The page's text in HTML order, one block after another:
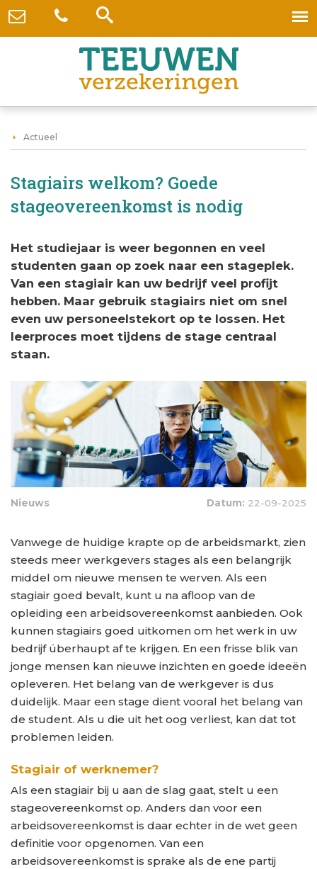
Actueel
Stagiairs welkom? Goede
stageovereenkomst is nodig
Het studiejaar is weer begonnen en veel
studenten gaan op zoek naar een stageplek.
Van een stagiair kan uw bedrijf veel profijt
hebben. Maar gebruik stagiairs niet om snel
even uw personeelstekort op te lossen. Het
leerproces moet tijdens de stage centraal
staan.
Nieuws Datum: 22-09-2025
Vanwege de huidige krapte op de arbeidsmarkt, zien
steeds meer werkgevers stages als een belangrijk
middel om nieuwe mensen te werven. Als een
stagiair goed bevalt, kunt u na afloop van de
opleiding een arbeidsovereenkomst aanbieden. Ook
kunnen stagiairs goed uitkomen om het werk in uw
bedrijf überhaupt af te krijgen. En een frisse blik van
jonge mensen kan nieuwe inzichten en goede ideeën
opleveren. Het belang van de werkgever is dus
duidelijk. Maar een stage dient vooral het belang van
de student. Als u die uit het oog verliest, kan dat tot
problemen leiden.
Stagiair of werknemer?
Als een stagiair bij u aan de slag gaat, stelt u een
stageovereenkomst op. Anders dan voor een
arbeidsovereenkomst is daar echter in de wet geen
definitie voor opgenomen. Van een
arbeidsovereenkomst is sprake als de ene partij